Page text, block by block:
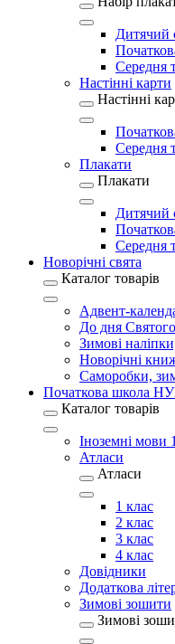
Дитячий
Середня
Настінні карти
Настінні
Середня
Плакати
Плакати
Дитячий
Середня
Новорічні свята
Каталог товарів
Адвент-
До дня
Зимові
Новорічні
Саморобки,
Початкова школа
Каталог товарів
Іноземні мови
Атласи
Атласи
1 клас
2 клас
3 клас
4 клас
Довідники
Додаткова
Зимові зошити
Зимові